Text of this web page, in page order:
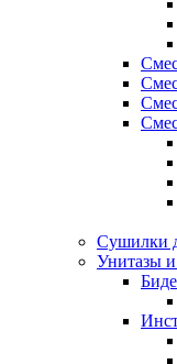
Сушилки
Унитазы
Биде